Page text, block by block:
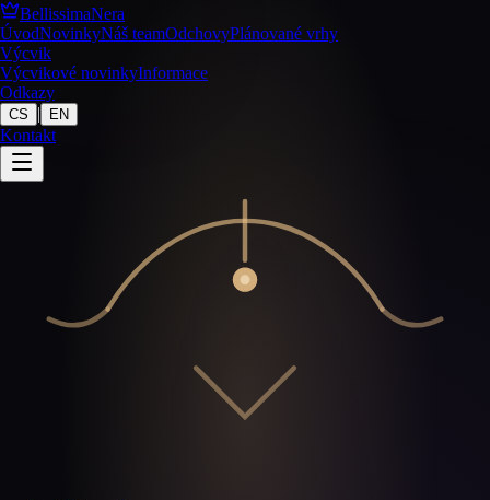
BellissimaNera
ÚvodNovinkyNáš teamOdchovyPlánované vrhy
Výcvik
Výcvikové novinkyInformace
Odkazy
CS | EN
Kontakt